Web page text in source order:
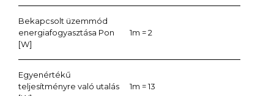
Bekapcsolt üzemmód
energiafogyasztása Pon
[W]
1m = 2
Egyenértékű
teljesítményre való utalás
1m = 13